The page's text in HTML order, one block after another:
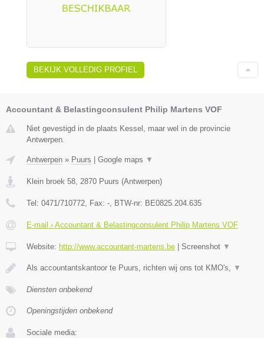
BEKIJK VOLLEDIG PROFIEL
Accountant & Belastingconsulent Philip Martens VOF
Niet gevestigd in de plaats Kessel, maar wel in de provincie
Antwerpen.
Antwerpen » Puurs Google maps ▼
Klein broek 58, 2870 Puurs (Antwerpen)
Tel: 0471/710772, Fax: -, BTW-nr: BE0825.204.635
E-mail › Accountant & Belastingconsulent Philip Martens VOF
Website: http://www.accountant-martens.be Screenshot ▼
Als accountantskantoor te Puurs, richten wij ons tot KMO's, ▼
Diensten onbekend
Openingstijden onbekend
Sociale media: